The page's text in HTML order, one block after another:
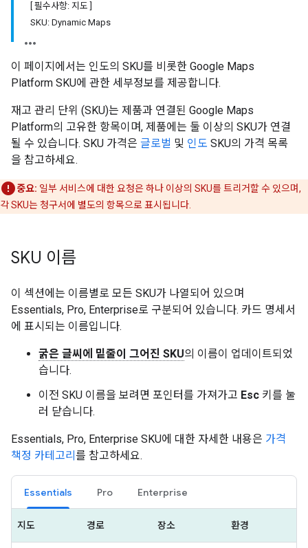
[ 필수사항: 지도 ]
SKU: Dynamic Maps
이 페이지에서는 인도의 SKU를 비롯한 Google Maps
Platform SKU에 관한 세부정보를 제공합니다.
재고 관리 단위 (SKU)는 제품과 연결된 Google Maps
Platform의 고유한 항목이며, 제품에는 둘 이상의 SKU가 연결
될 수 있습니다. SKU 가격은 글로벌 및 인도 SKU의 가격 목록
을 참고하세요.
중요: 일부 서비스에 대한 요청은 하나 이상의 SKU를 트리거할 수 있으며,
각 SKU는 청구서에 별도의 항목으로 표시됩니다.
SKU 이름
이 섹션에는 이름별로 모든 SKU가 나열되어 있으며
Essentials, Pro, Enterprise로 구분되어 있습니다. 카드 명세서
에 표시되는 이름입니다.
굵은 글씨에 밑줄이 그어진 SKU의 이름이 업데이트되었
습니다.
이전 SKU 이름을 보려면 포인터를 가져가고 Esc 키를 눌
러 닫습니다.
Essentials, Pro, Enterprise SKU에 대한 자세한 내용은 가격
책정 카테고리 를 참고하세요.
Essentials Pro Enterprise
지도 경로 장소 환경